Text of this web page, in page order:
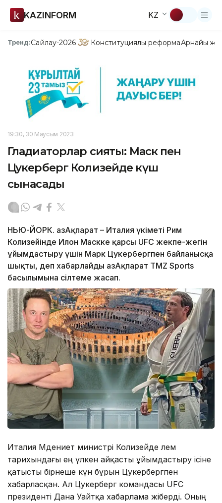
KAZINFORM KZ
Тренд:Сайлау-2026 Конституциялық реформаАрнайы
19:30, 30 Маусым 2023
Гладиаторлар сияқты: Маск пен
Цукерберг Колизейде күш
сынасады
НЬЮ-ЙОРК. ҚазАқпарат – Италия үкіметі Рим
Колизейінде Илон Маскке қарсы UFC жекпе-жегін
ұйымдастыру үшін Марк Цукербергпен байланысқа
шықты, деп хабарлайды ҚазАқпарат TMZ Sports
басылымына сілтеме жасап.
Италия Мәдениет министрі Колизейде әлем
тарихындағы ең үлкен айқасты ұйымдастыру ісіне
қатысты бірнеше күн бұрын Цукербергпен
хабарласқан. Ал Цукерберг командасы UFC
президенті Дана Уайтқа хабарлама жіберді. Оның